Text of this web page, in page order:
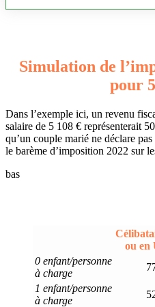
Simulation de
pour
Dans l’exemple ici, un revenu
salaire de 5 108 € représenterait
qu’un couple marié ne déclare
le barème d’imposition 2022 sur
bas
ou en
0 enfant/personne
à charge
1 enfant/personne
à charge